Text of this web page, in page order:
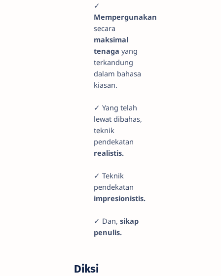
✓
Mempergunakan
secara
maksimal
tenaga yang
terkandung
dalam bahasa
kiasan.
✓ Yang telah
lewat dibahas,
teknik
pendekatan
realistis.
✓ Teknik
pendekatan
impresionistis.
✓ Dan, sikap
penulis.
Diksi